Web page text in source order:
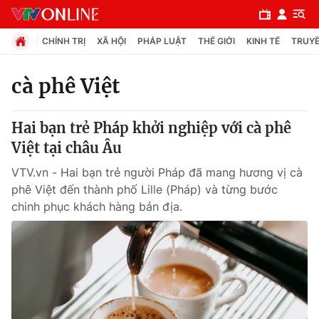
Chuyên mục
Chính trị
Xã hội
Pháp luật
Thế giới
CHÍNH TRỊ XÃ HỘI PHÁP LUẬT THẾ GIỚI KINH TẾ
cà phê Việt
Hai bạn trẻ Pháp khởi nghiệp với cà phê
Việt tại châu Âu
VTV.vn - Hai bạn trẻ người Pháp đã mang hương vị cà
phê Việt đến thành phố Lille (Pháp) và từng bước
chinh phục khách hàng bản địa.